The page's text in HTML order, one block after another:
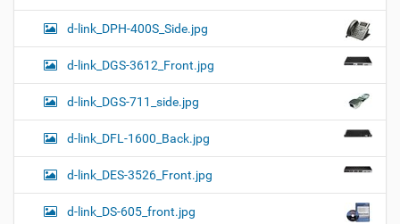
d-link_DPH-400S_Side.jpg
d-link_DGS-3612_Front.jpg
d-link_DGS-711_side.jpg
d-link_DFL-1600_Back.jpg
d-link_DES-3526_Front.jpg
d-link_DS-605_front.jpg